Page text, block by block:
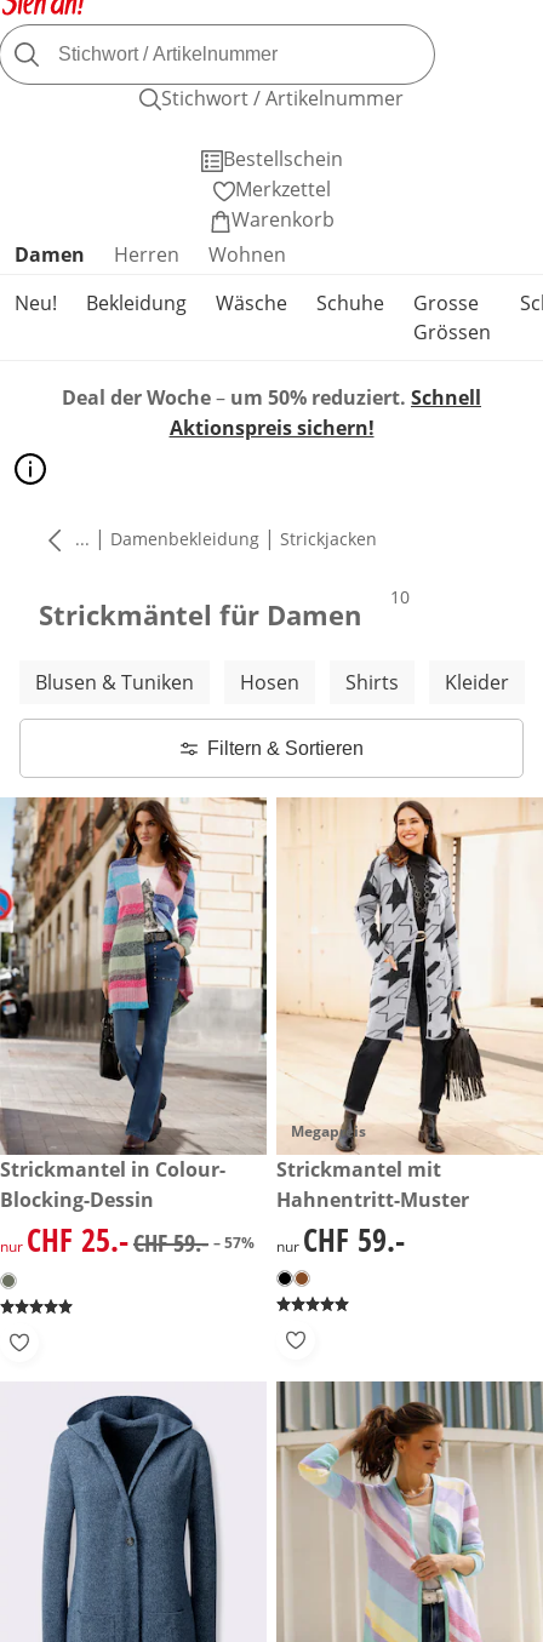
Stichwort / Artikelnummer
Bestellschein
Merkzettel
Warenkorb
Produktkategorien überspringen
Damen Herren
Wohnen
Neu!
Bekleidung Wäsche Schuhe
Grosse
Grössen
Deal der Woche– um 50% reduziert. Schnell
Aktionspreis sichern!
... | Damenbekleidung | Strickjacken
Strickmäntel für Damen Produkte
10
Weitere Kategorien überspringen
Blusen & Tuniken Hosen Shirts Kleider
Filtern & Sortieren
reduzierter Preis CHF 25.-, vorheriger Preis: CHF 59.-
-57%
Strickmantel in Colour-
Blocking-Dessin
reduzierter Preis CHF 25.-, vorheriger Preis: CHF 59.-
nur CHF 25.-CHF 59.- – 57%
Megapreis
CHF 59.-
Strickmantel mit
Hahnentritt-Muster
CHF 59.-
nur CHF 59.-